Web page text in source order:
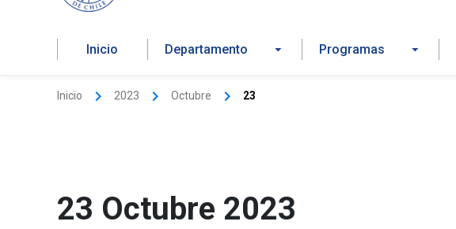
Inicio Departamento Programas
Inicio 2023 Octubre 23
23 Octubre 2023